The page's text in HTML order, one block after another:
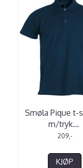
Smøla Pique t-
m/tryk...
209,-
KJØP